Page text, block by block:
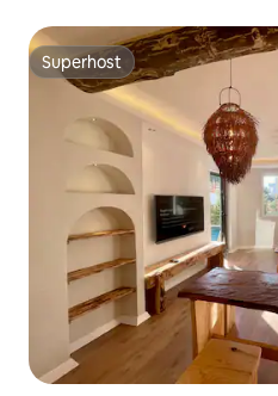
Superhost
Superhost